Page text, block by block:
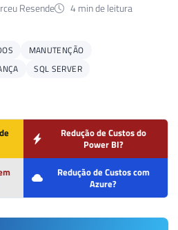
Resende
4 min de leitura
MANUTENÇÃO
SQL SERVER
Redução de Custos do
Power BI?
Redução de Custos com
Azure?